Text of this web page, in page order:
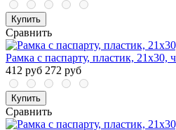
Купить
Сравнить
Рамка с паспарту, пластик, 21х30,
412 руб 272 руб
Купить
Сравнить